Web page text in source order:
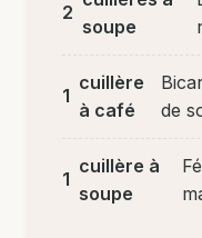
2
soupe
1
cuillère
à café
de
1
cuillère à
soupe